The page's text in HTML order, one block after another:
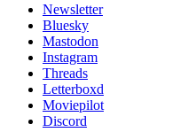
Newsletter
Bluesky
Mastodon
Instagram
Threads
Letterboxd
Moviepilot
Discord